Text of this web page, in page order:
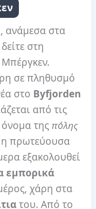
, ανάμεσα στα
στη
σε πληθυσμό
στο Byfjorden
από τις
όνομα της πόλης
πρωτεύουσα
εξακολουθεί
εμπορικά
χάρη στα
του. Από το